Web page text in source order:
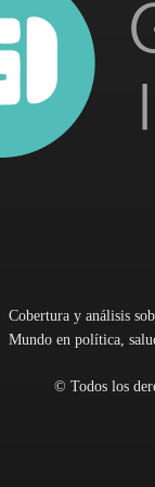
Cobertura y análisis
Mundo en política,
© Todos los